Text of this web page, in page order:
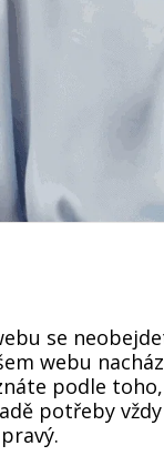
se
webu
podle
potřeby